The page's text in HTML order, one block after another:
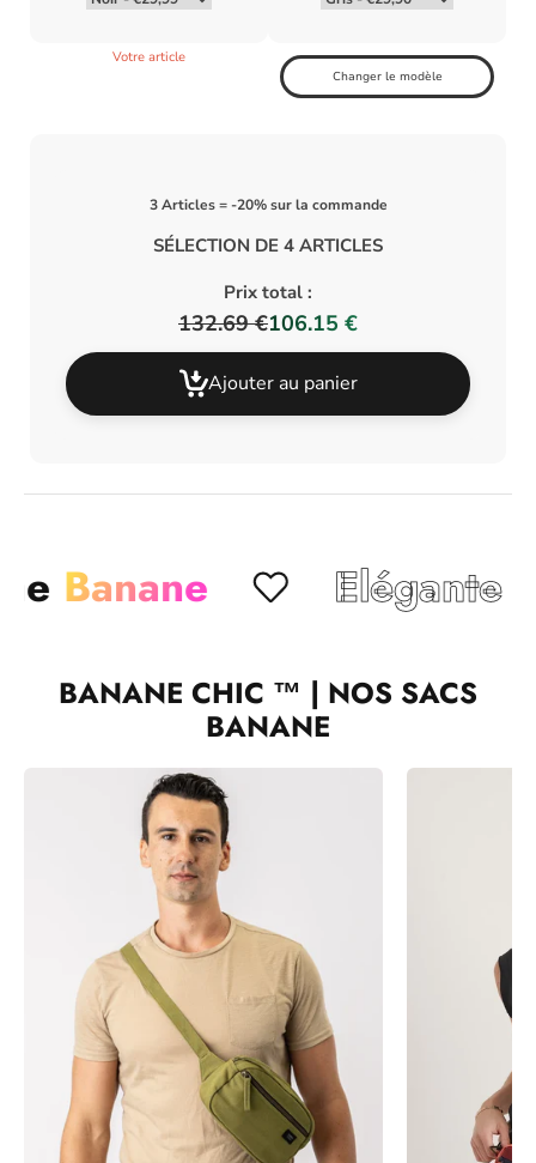
Votre article
Changer le modèle
SÉLECTION DE 4 ARTICLES
Prix total :
132.69 €106.15 €
Ajouter au panier
3 Articles = -20% sur la commande
Elégante
BANANE CHIC ™ | NOS SACS
BANANE